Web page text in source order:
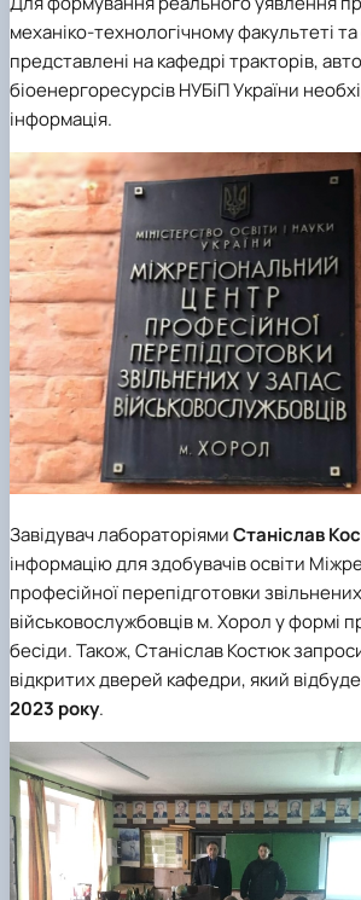
механіко-технологічному факультеті та
представлені на кафедрі тракторів,
біоенергоресурсів НУБіП України
інформація.
Завідувач лабораторіямиСтаніслав
інформацію для здобувачів освіти
професійної перепідготовки
військовослужбовців м. Хорол у формі
бесіди. Також, Станіслав Костюк
відкритих дверей кафедри, який
2023 року.